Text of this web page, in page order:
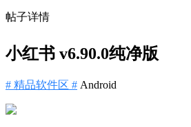
帖子详情
小红书 v6.90.0纯净版
# 精品软件区 # Android